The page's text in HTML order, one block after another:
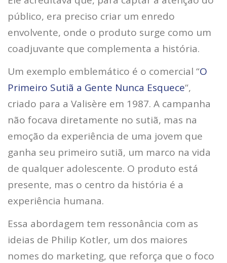
público, era preciso criar um enredo
envolvente, onde o produto surge como um
coadjuvante que complementa a história.
Um exemplo emblemático é o comercial “O
Primeiro Sutiã a Gente Nunca Esquece“,
criado para a Valisère em 1987. A campanha
não focava diretamente no sutiã, mas na
emoção da experiência de uma jovem que
ganha seu primeiro sutiã, um marco na vida
de qualquer adolescente. O produto está
presente, mas o centro da história é a
experiência humana.
Essa abordagem tem ressonância com as
ideias de Philip Kotler, um dos maiores
nomes do marketing, que reforça que o foco